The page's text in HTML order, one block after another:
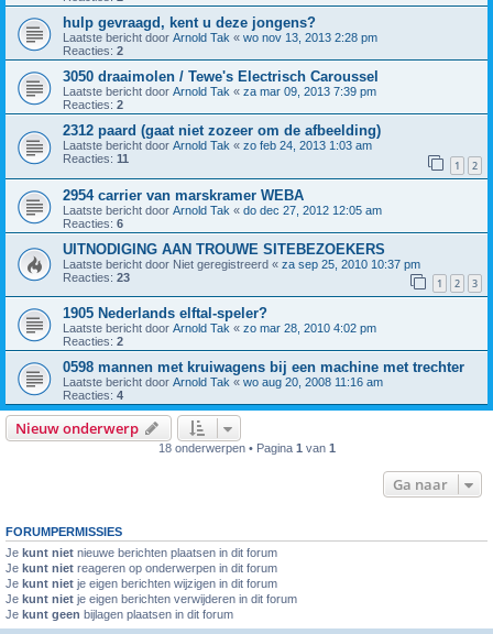
hulp gevraagd, kent u deze jongens?
Laatste bericht door Arnold Tak « wo nov 13, 2013 2:28 pm
Reacties: 2
3050 draaimolen / Tewe's Electrisch Caroussel
Laatste bericht door Arnold Tak « za mar 09, 2013 7:39 pm
Reacties: 2
2312 paard (gaat niet zozeer om de afbeelding)
Laatste bericht door Arnold Tak « zo feb 24, 2013 1:03 am
Reacties: 11 1 2
2954 carrier van marskramer WEBA
Laatste bericht door Arnold Tak « do dec 27, 2012 12:05 am
Reacties: 6
UITNODIGING AAN TROUWE SITEBEZOEKERS
Laatste bericht door Niet geregistreerd « za sep 25, 2010 10:37 pm
Reacties: 23 1 2 3
1905 Nederlands elftal-speler?
Laatste bericht door Arnold Tak « zo mar 28, 2010 4:02 pm
Reacties: 2
0598 mannen met kruiwagens bij een machine met trechter
Laatste bericht door Arnold Tak « wo aug 20, 2008 11:16 am
Reacties: 4
Nieuw onderwerp
18 onderwerpen • Pagina 1 van 1
Ga naar
FORUMPERMISSIES
Je kunt niet nieuwe berichten plaatsen in dit forum
Je kunt niet reageren op onderwerpen in dit forum
Je kunt niet je eigen berichten wijzigen in dit forum
Je kunt niet je eigen berichten verwijderen in dit forum
Je kunt geen bijlagen plaatsen in dit forum